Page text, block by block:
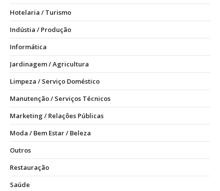
Hotelaria / Turismo
Indústia / Produção
Informática
Jardinagem / Agricultura
Limpeza / Serviço Doméstico
Manutenção / Serviços Técnicos
Marketing / Relações Públicas
Moda / Bem Estar / Beleza
Outros
Restauração
Saúde